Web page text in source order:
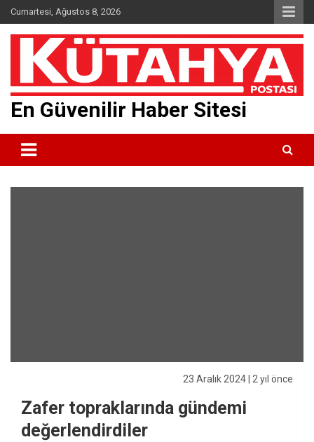
Skip
to
content
Cumartesi, Ağustos 8, 2026
En Güvenilir Haber Sitesi
23 Aralık 2024 | 2 yıl önce
Zafer topraklarında gündemi
değerlendirdiler